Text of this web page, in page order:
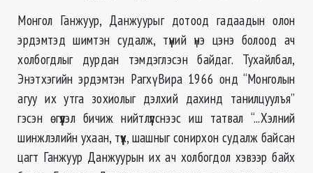
Монгол Ганжуур, Данжуурыг дотоод гадаадын олон
эрдэмтэд шимтэн судалж, түүний үнэ цэнэ болоод ач
холбогдлыг дурдан тэмдэглэсэн байдаг. Тухайлбал,
Энэтхэгийн эрдэмтэн Рагхү Вира 1966 онд “Монголын
агуу их утга зохиолыг дэлхий дахинд танилцуулъя”
гэсэн өгүүлэл бичиж нийтлүүлснээс иш татвал “...Хэлний
шинжлэлийн ухаан, түүх, шашныг сонирхон судалж байсан
цагт Ганжуур Данжуурын их ач холбогдол хэвээр байх